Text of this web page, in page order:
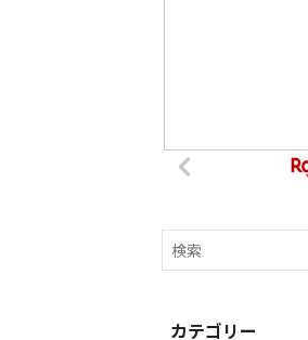
カテゴリー